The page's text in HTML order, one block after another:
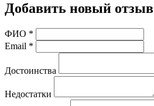
Добавить новый отзыв
ФИО *
Email *
Достоинства
Недостатки